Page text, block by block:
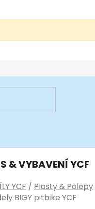
& VYBAVENÍ YCF
YCF / Plasty & Polepy
BIGY pitbike YCF